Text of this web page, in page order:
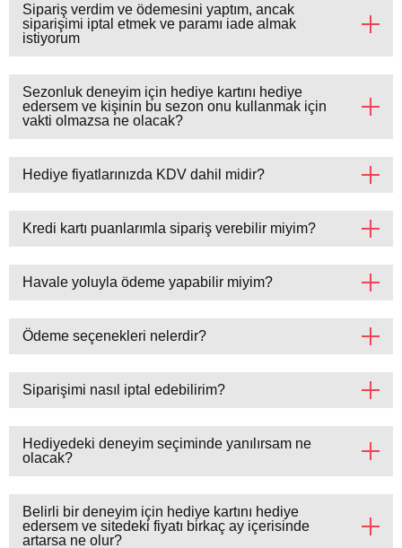
Sipariş verdim ve ödemesini yaptım, ancak
siparişimi iptal etmek ve paramı iade almak
istiyorum
Sezonluk deneyim için hediye kartını hediye
edersem ve kişinin bu sezon onu kullanmak için
vakti olmazsa ne olacak?
Hediye fiyatlarınızda KDV dahil midir?
Kredi kartı puanlarımla sipariş verebilir miyim?
Havale yoluyla ödeme yapabilir miyim?
Ödeme seçenekleri nelerdir?
Siparişimi nasıl iptal edebilirim?
Hediyedeki deneyim seçiminde yanılırsam ne
olacak?
Belirli bir deneyim için hediye kartını hediye
edersem ve sitedeki fiyatı birkaç ay içerisinde
artarsa ​​ne olur?